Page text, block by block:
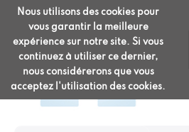
Nous utilisons des cookies pour
vous garantir la meilleure
expérience sur notre site. Si vous
continuez à utiliser ce dernier,
nous considérerons que vous
acceptez l'utilisation des cookies.
Aller
contenu
Pré-admission